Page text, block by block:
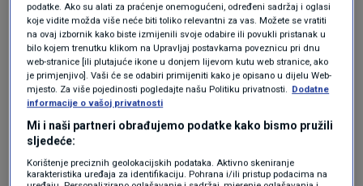
Čak se i nautičari žale. U Splitu su za lipanj i
srpanj zakupili manje vezova.
"Možemo primijetiti da naši gosti sve manje
jedu po restoranima, sve više kuhaju po
brodovima. Vidimo po plinskim bocama i po
količini plina koje im dajemo. Sve više vremena
podatke. Ako su alati za praćenje onemogućeni, određeni sadržaj i oglasi
koje vidite možda više neće biti toliko relevantni za vas. Možete se vratiti
na ovaj izbornik kako biste izmijenili svoje odabire ili povukli pristanak u
bilo kojem trenutku klikom na Upravljaj postavkama poveznicu pri dnu
web-stranice [ili plutajuće ikone u donjem lijevom kutu web stranice, ako
je primjenjivo]. Vaši će se odabiri primijeniti kako je opisano u dijelu Web-
mjesto. Za više pojedinosti pogledajte našu Politiku privatnosti. Dodatne
informacije o vašoj privatnosti
Mi i naši partneri obrađujemo podatke kako bismo pružili
sljedeće:
Korištenje preciznih geolokacijskih podataka. Aktivno skeniranje
karakteristika uređaja za identifikaciju. Pohrana i/ili pristup podacima na